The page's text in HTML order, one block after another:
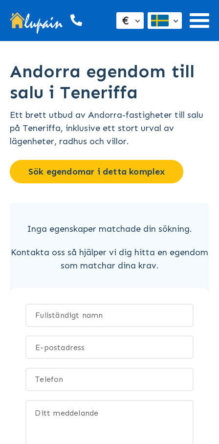
€
Andorra egendom till
salu i Teneriffa
Ett brett utbud av Andorra-fastigheter till salu
på Teneriffa, inklusive ett stort urval av
lägenheter, radhus och villor.
Sök egendomar i detta komplex
Inga egenskaper matchade din sökning.
Kontakta oss så hjälper vi dig hitta en egendom
som matchar dina krav.